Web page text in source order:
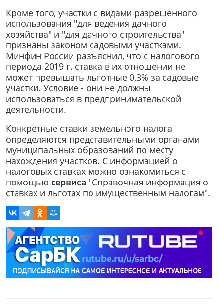
Кроме того, участки с видами разрешенного
использования "для ведения дачного
хозяйства" и "для дачного строительства"
признаны законом садовыми участками.
Минфин России разъяснил, что с налогового
периода 2019 г. ставка в их отношении не
может превышать льготные 0,3% за садовые
участки. Условие - они не должны
использоваться в предпринимательской
деятельности.
Конкретные ставки земельного налога
определяются представительными органами
муниципальных образований по месту
нахождения участков. С информацией о
налоговых ставках можно ознакомиться с
помощью сервиса "Справочная информация о
ставках и льготах по имущественным налогам".